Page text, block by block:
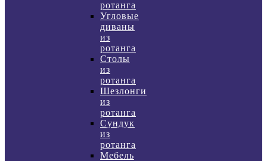
ротанга
Угловые
диваны
из
ротанга
Столы
из
ротанга
Шезлонги
из
ротанга
Сундук
из
ротанга
Мебель